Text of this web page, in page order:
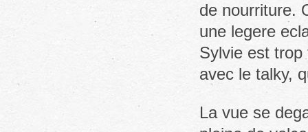
de nourriture.
une legere
Sylvie est trop
avec le talky,
La vue se